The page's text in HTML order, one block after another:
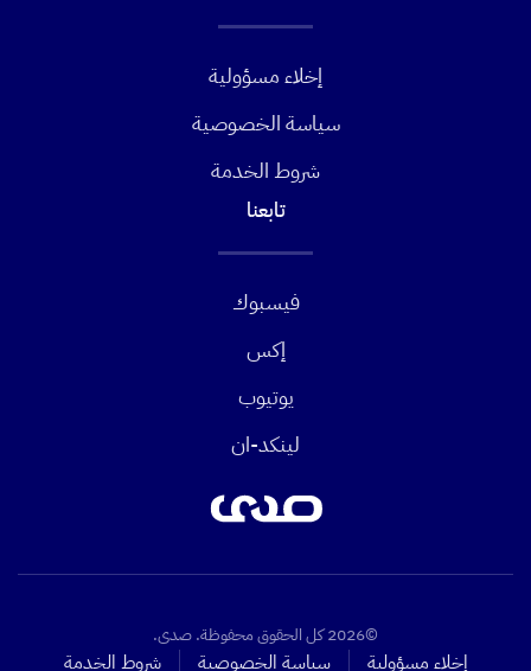
إخلاء مسؤولية
سياسة الخصوصية
شروط الخدمة
تابعنا
فيسبوك
إكس
يوتيوب
لينكد-ان
©2026 كل الحقوق محفوظة. صدى.
إخلاء مسؤولية سياسة الخصوصية شروط الخدمة